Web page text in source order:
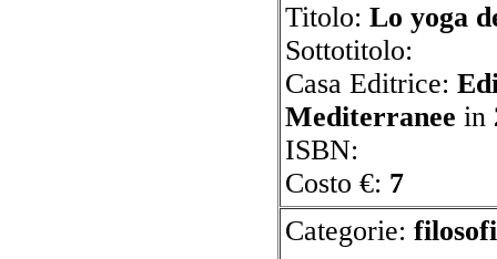
Titolo:Lo yoga
Sottotitolo:
Casa Editrice:
Mediterraneein
ISBN:
Costo €: 7
Categorie: